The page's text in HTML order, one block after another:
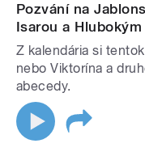
Pozvání na
Isarou a
Z kalendária si
nebo Viktorína a
abecedy.